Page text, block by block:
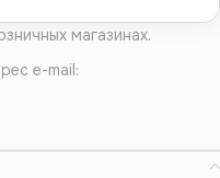
магазинах.
e-mail: